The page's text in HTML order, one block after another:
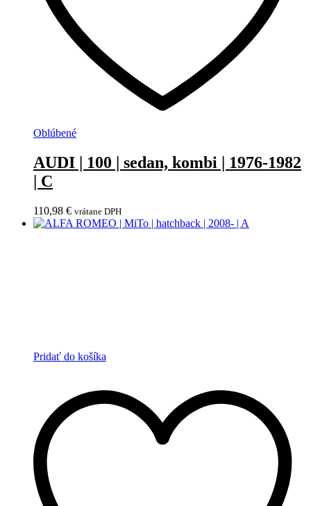
Oblúbené
AUDI | 100 | sedan, kombi | 1976-1982
| C
110,98 € vrátane DPH
Pridať do košíka